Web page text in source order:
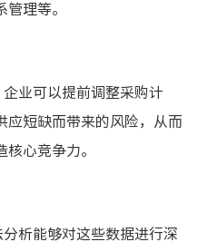
理等。
业可以提前调整采购计
应短缺而带来的风险，从而
心竞争力。
析能够对这些数据进行深